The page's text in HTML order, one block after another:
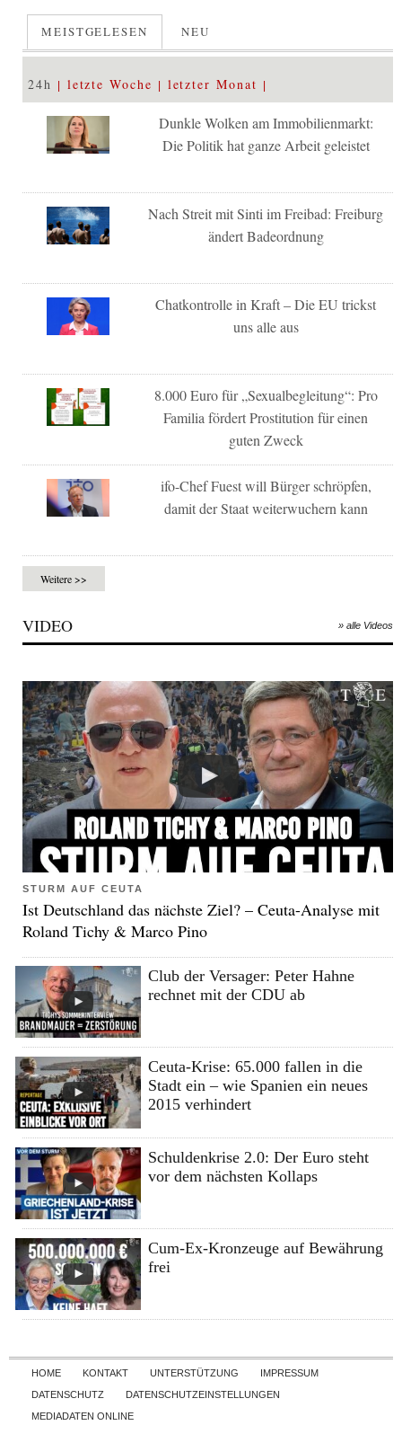
MEISTGELESEN NEU
24h letzte Woche letzter Monat
Dunkle Wolken am Immobilienmarkt:
Die Politik hat ganze Arbeit geleistet
Nach Streit mit Sinti im Freibad: Freiburg
ändert Badeordnung
Chatkontrolle in Kraft – Die EU trickst
uns alle aus
8.000 Euro für „Sexualbegleitung“: Pro
Familia fördert Prostitution für einen
guten Zweck
ifo-Chef Fuest will Bürger schröpfen,
damit der Staat weiterwuchern kann
Weitere >>
VIDEO » alle Videos
STURM AUF CEUTA
Ist Deutschland das nächste Ziel? – Ceuta-Analyse mit
Roland Tichy & Marco Pino
Club der Versager: Peter Hahne
rechnet mit der CDU ab
Ceuta-Krise: 65.000 fallen in die
Stadt ein – wie Spanien ein neues
2015 verhindert
Schuldenkrise 2.0: Der Euro steht
vor dem nächsten Kollaps
Cum-Ex-Kronzeuge auf Bewährung
frei
Skip to content
HOME KONTAKT UNTERSTÜTZUNG
IMPRESSUM
DATENSCHUTZ
DATENSCHUTZEINSTELLUNGEN
MEDIADATEN ONLINE